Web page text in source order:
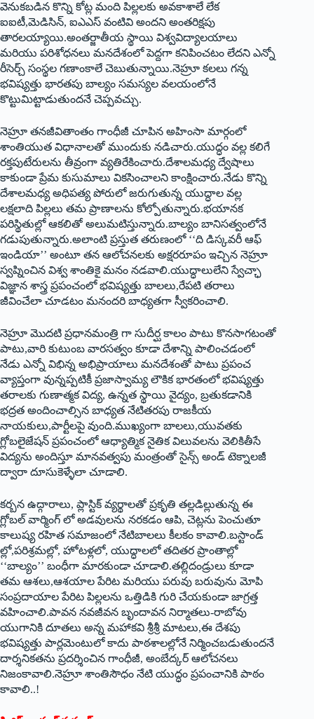
వెనుకబడిన కొన్ని కోట్ల మంది పిల్లలకు అవకాశాలే లేక
ఐఐటీ,మెడిసిన్‌, ఐఎఎస్‌ వంటివి అందని అంతరిక్షపు
తారలయ్యాయి.అంతర్జాతీయ స్థాయి విశ్వవిద్యాలయాలు
మరియు పరిశోధనలు మనదేశంలో పెద్దగా కనిపించటం లేదని ఎన్నో
రీసెర్చ్‌ సంస్థల గణాంకాలే చెబుతున్నాయి.నెహ్రూ కలలు గన్న
భవిష్యత్తు భారతపు బాల్యం సమస్యల వలయంలోనే
కొట్టుమిట్టాడుతుందనే చెప్పవచ్చు.
నెహ్రూ తనజీవితాంతం గాంధీజీ చూపిన అహింసా మార్గంలో
శాంతియుత విధానాలతో ముందుకు నడిచారు.యుద్ధం వల్ల కలిగే
రక్తపుటేరులను తీవ్రంగా వ్యతిరేకించారు.దేశాలమధ్య ద్వేషాలు
కాకుండా ప్రేమ కుసుమాలు వికసించాలని కాంక్షించారు.నేడు కొన్ని
దేశాలమధ్య అధిపత్య పోరులో జరుగుతున్న యుద్ధాల వల్ల
లక్షలాది పిల్లలు తమ ప్రాణాలను కోల్పోతున్నారు.భయానక
పరిస్థితుల్లో ఆకలితో అలుమటిస్తున్నారు.బాల్యం బానిసత్వంలోనే
గడుపుతున్నారు.అలాంటి ప్రస్తుత తరుణంలో ‘‘ది డిస్కవరీ ఆఫ్‌
ఇండియా’’ అంటూ తన ఆలోచనలకు అక్షరరూపం ఇచ్చిన నెహ్రూ
స్వప్నించిన విశ్వ శాంతికై మనం నడవాలి.యుద్ధాలులేని స్వేచ్ఛా
విజ్ఞాన శాస్త్ర ప్రపంచంలో భవిష్యత్తు బాలలు,రేపటి తరాలు
జీవించేలా చూడటం మనందరి బాధ్యతగా స్వీకరించాలి.
నెహ్రూ మొదటి ప్రధానమంత్రి గా సుదీర్ఘ కాలం పాటు కొనసాగటంతో
పాటు,వారి కుటుంబ వారసత్వం కూడా దేశాన్ని పాలించడంలో
నేడు ఎన్నో విభిన్న అభిప్రాయాలు మనదేశంతో పాటు ప్రపంచ
వ్యాప్తంగా వున్నప్పటికీ ప్రజాస్వామ్య లౌకిక భారతంలో భవిష్యత్తు
తరాలకు గుణాత్మక విద్య, ఉన్నత స్థాయి వైద్యం, బ్రతుకడానికి
భద్రత అందించాల్సిన బాధ్యత నేటితరపు రాజకీయ
నాయకులు,పార్టీలపై వుంది.ముఖ్యంగా బాలలు,యువతకు
గ్లోబలైజేషన్‌ ప్రపంచంలో ఆధ్యాత్మిక నైతిక విలువలను వెలికితీసే
విద్యను అందిస్తూ మానవత్వపు మంత్రంతో సైన్స్‌ అండ్‌ టెక్నాలజీ
ద్వారా దూసుకెళ్ళేలా చూడాలి.
కర్బన ఉద్గారాలు, ప్లాస్టిక్‌ వ్యర్థాలతో ప్రకృతి తల్లడిల్లుతున్న ఈ
గ్లోబల్‌ వార్మింగ్‌ లో అడవులను నరకడం ఆపి, చెట్లను పెంచుతూ
కాలుష్య రహిత సమాజంలో నేటిబాలలు కీలకం కావాలి.బస్టాండ్‌
ల్లో,పరిశ్రమల్లో, హోటళ్లలో, యుద్ధాలలో తదితర ప్రాంతాల్లో
‘‘బాల్యం’’ బంధీగా మారకుండా చూడాలి.తల్లిదండ్రులు కూడా
తమ ఆశలు,ఆశయాల పేరిట మరియు పరువు బరువును మోపి
సంప్రదాయాల పేరిట పిల్లలను ఒత్తిడికి గురి చేయకుండా జాగ్రత్త
వహించాలి.పావన నవజీవన బృందావన నిర్మాతలు-రాబోవు
యుగానికి దూతలు అన్న మహాకవి శ్రీశ్రీ మాటలు,ఈ దేశపు
భవిష్యత్తు పార్లమెంటులో కాదు పాఠశాలల్లోనే నిర్మించబడుతుందనే
దార్శనికతను ప్రదర్శించిన గాంధీజీ, అంబేద్కర్‌ ఆలోచనలు
నిజంకావాలి.నెహ్రూ శాంతిసౌధం నేటి యుద్ధం ప్రపంచానికి పాఠం
కావాలి..!